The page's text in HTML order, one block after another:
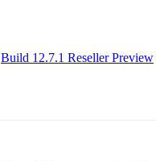
Build 12.7.1 Reseller Preview